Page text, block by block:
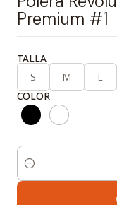
Premium #1
TALLA
S M L
COLOR
Cantidad